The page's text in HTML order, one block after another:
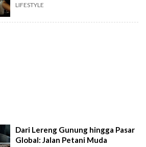
LIFESTYLE
Dari Lereng Gunung hingga Pasar
Global: Jalan Petani Muda